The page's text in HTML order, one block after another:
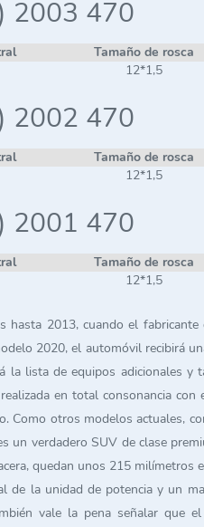
2003 470
Tamaño de rosca
12*1,5
2002 470
Tamaño de rosca
12*1,5
2001 470
Tamaño de rosca
12*1,5
2013, cuando el
2020, el automóvil recibirá
lista de equipos adicionales
en total consonancia
otros modelos actuales,
verdadero SUV de clase
quedan unos 215
la unidad de potencia y un
vale la pena señalar que